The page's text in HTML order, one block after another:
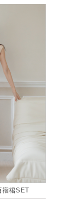
褶裙SET